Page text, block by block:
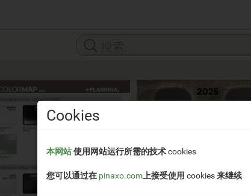
Cookies
本网站使用网站运行所需的技术 cookies
您可以通过在 pinaxo.com 上接受使用 cookies 来继续